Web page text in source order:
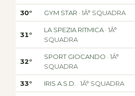
30° GYM STAR · 1Â° SQUADRA
31°
LA SPEZIA RITMICA · 1Â°
SQUADRA
32°
SPORT GIOCANDO · 1Â°
SQUADRA
33° IRIS A.S.D. · 1Â° SQUADRA